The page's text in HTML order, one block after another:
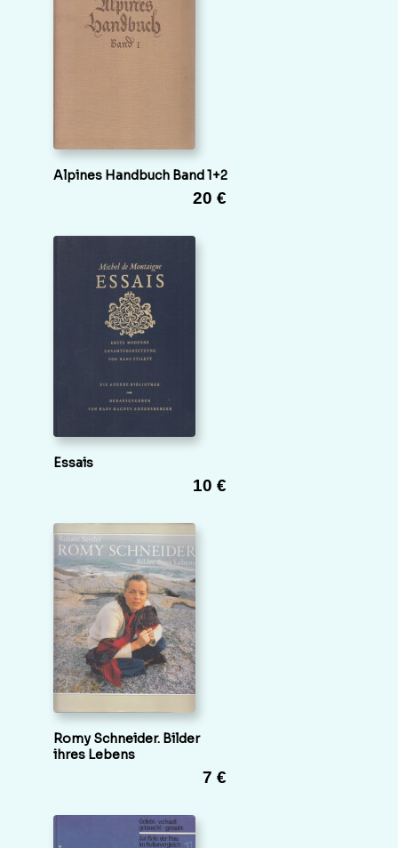
Alpines Handbuch Band 1+2
20 €
Essais
10 €
Romy Schneider. Bilder
ihres Lebens
7 €